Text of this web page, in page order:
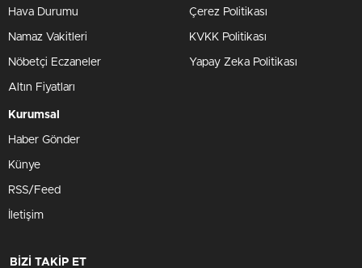
Hava Durumu
Namaz Vakitleri
Nöbetçi Eczaneler
Altın Fiyatları
Çerez Politikası
KVKK Politikası
Yapay Zeka Politikası
Kurumsal
Haber Gönder
Künye
RSS/Feed
İletişim
BİZİ TAKİP ET